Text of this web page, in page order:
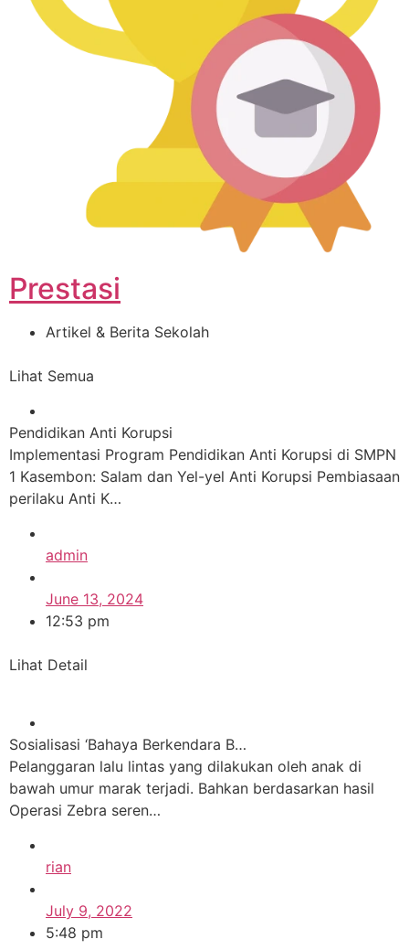
Prestasi
Artikel & Berita Sekolah
Lihat Semua
Pendidikan Anti Korupsi
Implementasi Program Pendidikan Anti Korupsi di SMPN
1 Kasembon: Salam dan Yel-yel Anti Korupsi Pembiasaan
perilaku Anti K…
admin
June 13, 2024
12:53 pm
Lihat Detail
Sosialisasi ‘Bahaya Berkendara B…
Pelanggaran lalu lintas yang dilakukan oleh anak di
bawah umur marak terjadi. Bahkan berdasarkan hasil
Operasi Zebra seren…
rian
July 9, 2022
5:48 pm